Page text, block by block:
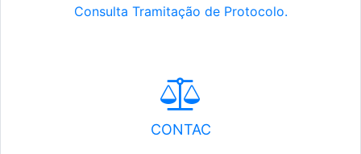
Consulta Tramitação de Protocolo.
CONTAC